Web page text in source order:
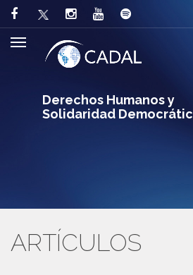
Derechos Humanos y
Solidaridad
ARTÍCULOS